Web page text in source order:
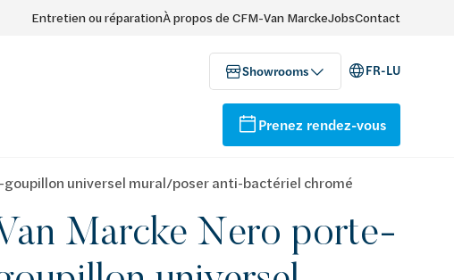
Entretien ou réparationÀ propos de CFM-Van MarckeJobsContact
Showrooms FR-LU
Prenez rendez-vous
goupillon universel mural/poser anti-bactériel chromé
Marcke Nero porte-